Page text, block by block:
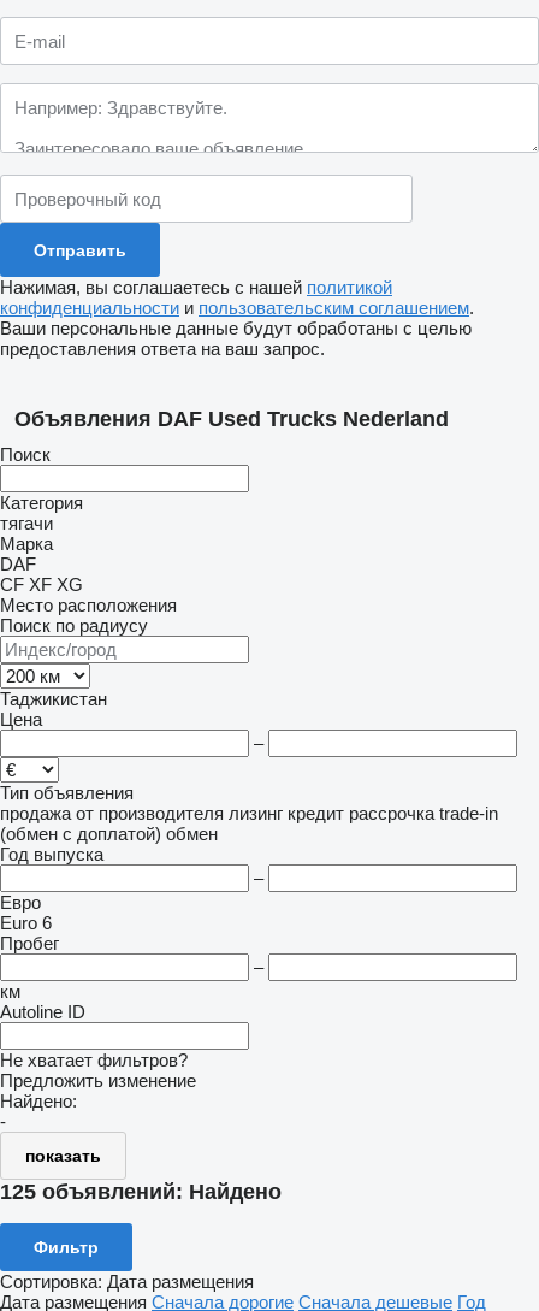
Нажимая, вы соглашаетесь с нашей политикой
конфиденциальности и пользовательским соглашением.
Ваши персональные данные будут обработаны с целью
предоставления ответа на ваш запрос.
Объявления DAF Used Trucks Nederland
Поиск
Категория
тягачи
Марка
DAF
CF XF XG
Место расположения
Поиск по радиусу
Таджикистан
Цена
–
Тип объявления
продажа от производителя лизинг кредит рассрочка trade-in
(обмен с доплатой) обмен
Год выпуска
–
Евро
Euro 6
Пробег
–
км
Autoline ID
Не хватает фильтров?
Предложить изменение
Найдено:
-
показать
125 объявлений: Найдено
Фильтр
Сортировка: Дата размещения
Дата размещения Сначала дорогие Сначала дешевые Год